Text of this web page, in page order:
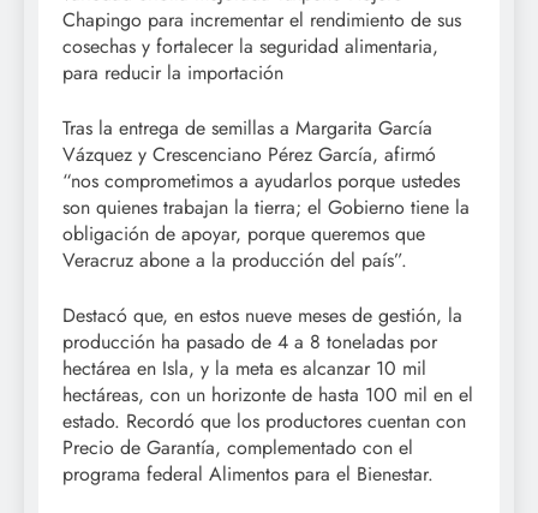
Chapingo para incrementar el rendimiento de sus
cosechas y fortalecer la seguridad alimentaria,
para reducir la importación
Tras la entrega de semillas a Margarita García
Vázquez y Crescenciano Pérez García, afirmó
“nos comprometimos a ayudarlos porque ustedes
son quienes trabajan la tierra; el Gobierno tiene la
obligación de apoyar, porque queremos que
Veracruz abone a la producción del país”.
Destacó que, en estos nueve meses de gestión, la
producción ha pasado de 4 a 8 toneladas por
hectárea en Isla, y la meta es alcanzar 10 mil
hectáreas, con un horizonte de hasta 100 mil en el
estado. Recordó que los productores cuentan con
Precio de Garantía, complementado con el
programa federal Alimentos para el Bienestar.